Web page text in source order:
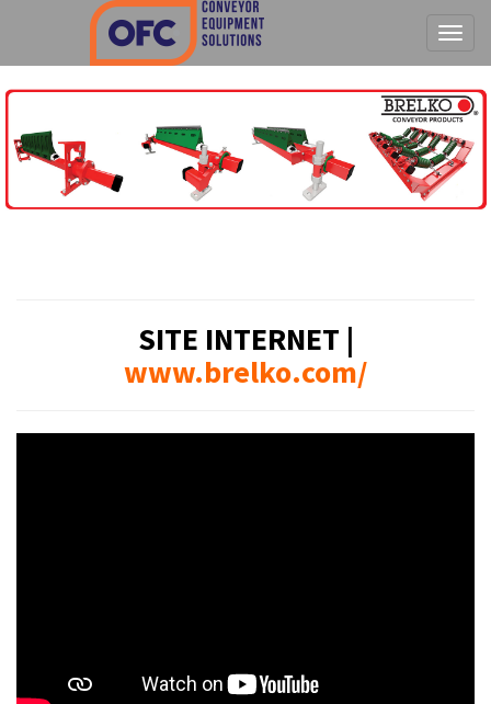
SITE INTERNET |
www.brelko.com/